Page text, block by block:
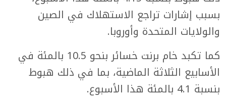
بسبب إشارات تراجع الاستهلاك في الصين
والولايات المتحدة وأوروبا.
كما تكبد خام برنت خسائر بنحو 10.5 بالمئة في
الأسابيع الثلاثة الماضية، بما في ذلك هبوط
بنسبة 4.1 بالمئة هذا الأسبوع.